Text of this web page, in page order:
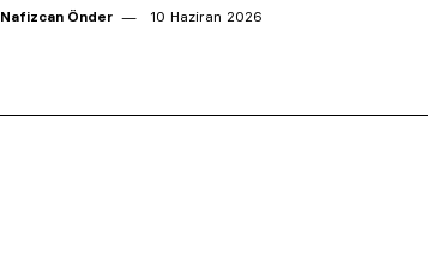
Nafizcan Önder 10 Haziran 2026